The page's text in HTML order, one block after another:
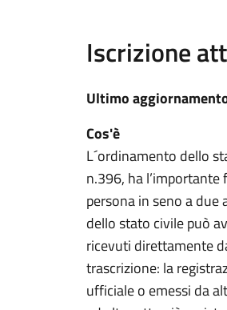
Iscrizione
Ultimo
Cos'è
L´ordinamento dello
n.396, ha
persona in seno a
dello stato civile può
ricevuti direttamente
trascrizione: la
ufficiale o emessi da